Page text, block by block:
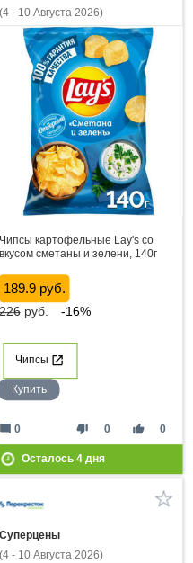
(4 - 10 Августа 2026)
Чипсы картофельные Lay's со
вкусом сметаны и зелени, 140г
189.9 руб.
руб. -16%
Чипсы
Купить
thumb_down 0 thumb_up 0
mode_comment 0
Осталось 4дня
Суперцены
(4 - 10 Августа 2026)